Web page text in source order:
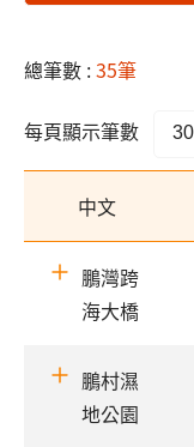
總筆數 :35筆
每頁顯示筆數
中文
鵬灣跨
海大橋
鵬村濕
地公園